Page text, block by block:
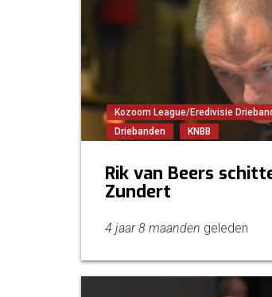
Kozoom League/Eredivisie
Driebanden
KNBB
Rik van Beers
Zundert
4 jaar 8 maanden geleden